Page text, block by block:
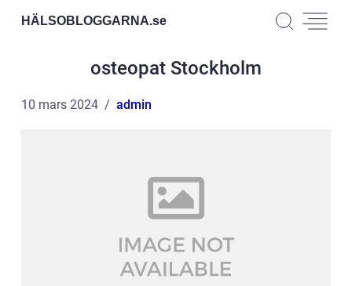
HÄLSOBLOGGARNA.se
osteopat Stockholm
10 mars 2024 admin